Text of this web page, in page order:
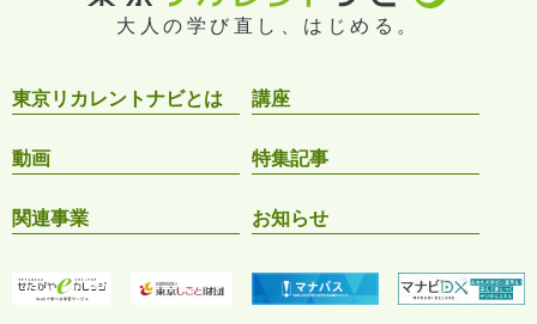
大人の学び直し、はじめる。
東京リカレントナビとは 講座
動画 特集記事
関連事業 お知らせ